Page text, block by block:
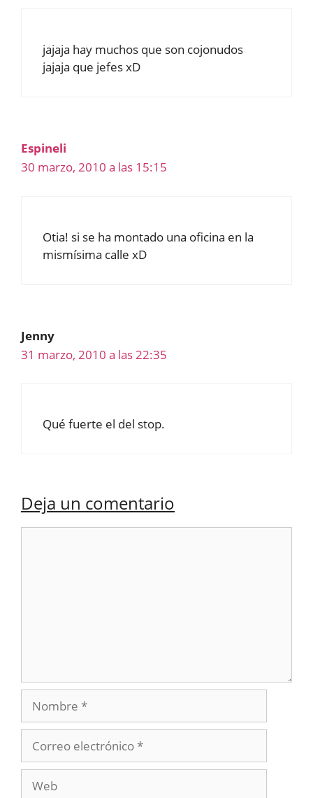
jajaja hay muchos que son cojonudos
jajaja que jefes xD
Espineli
30 marzo, 2010 a las 15:15
Otia! si se ha montado una oficina en la
mismísima calle xD
Jenny
31 marzo, 2010 a las 22:35
Qué fuerte el del stop.
Deja un comentario
Nombre
electrónico